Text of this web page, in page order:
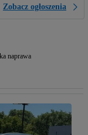
Zobacz ogłoszenia
naprawa